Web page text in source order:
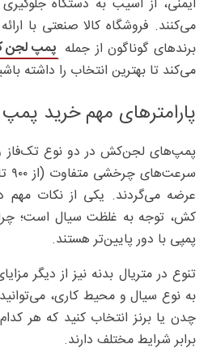
ایمنی، از آسیب به دستگاه
می‌کنند. فروشگاه کالا صنعتی با
برندهای گوناگون از جمله پمپ لجن
می‌کند تا بهترین انتخاب را داشته
پارامترهای مهم خرید
پمپ‌های لجن‌کش در دو نوع تک‌فاز و
عرضه می‌گردند. یکی از نکات
کش، توجه به غلظت سیال است؛ چرا
پمپی با دور پایین‌تر هستند.
تنوع در متریال بدنه نیز از دیگر
به نوع سیال و محیط کاری،
چدن یا برنز انتخاب کنید که هر
برابر شرایط مختلف دارند.